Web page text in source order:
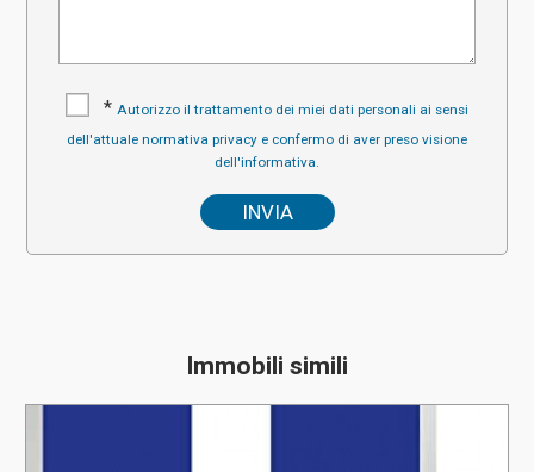
* Autorizzo il trattamento dei miei dati personali ai sensi
dell'attuale normativa privacy e confermo di aver preso visione
dell'informativa.
Immobili simili